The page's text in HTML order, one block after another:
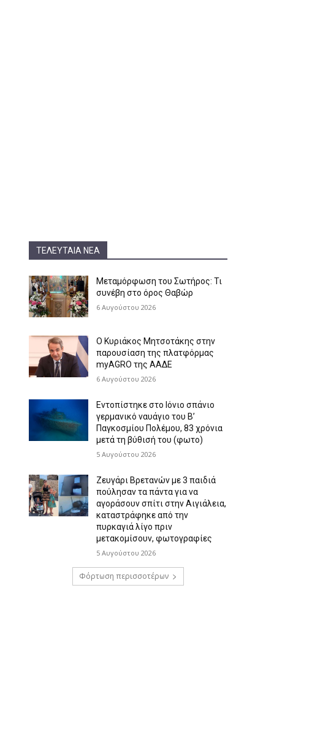
ΤΕΛΕΥΤΑΊΑ ΝΈΑ
Μεταμόρφωση του Σωτήρος: Τι
συνέβη στο όρος Θαβώρ
6 Αυγούστου 2026
Ο Κυριάκος Μητσοτάκης στην
παρουσίαση της πλατφόρμας
myAGRO της ΑΑΔΕ
6 Αυγούστου 2026
Εντοπίστηκε στο Ιόνιο σπάνιο
γερμανικό ναυάγιο του Β’
Παγκοσμίου Πολέμου, 83 χρόνια
μετά τη βύθισή του (φωτο)
5 Αυγούστου 2026
Ζευγάρι Βρετανών με 3 παιδιά
πούλησαν τα πάντα για να
αγοράσουν σπίτι στην Αιγιάλεια,
καταστράφηκε από την
πυρκαγιά λίγο πριν
μετακομίσουν, φωτογραφίες
5 Αυγούστου 2026
Φόρτωση περισσοτέρων